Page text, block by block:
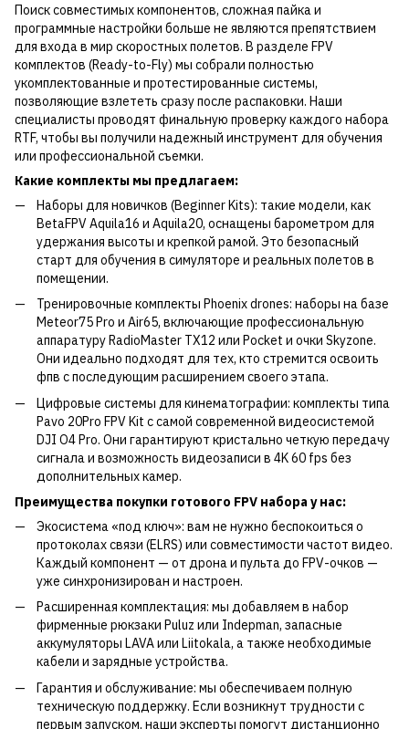
Поиск совместимых компонентов, сложная пайка и
программные настройки больше не являются препятствием
для входа в мир скоростных полетов. В разделе FPV
комплектов (Ready-to-Fly) мы собрали полностью
укомплектованные и протестированные системы,
позволяющие взлететь сразу после распаковки. Наши
специалисты проводят финальную проверку каждого набора
RTF, чтобы вы получили надежный инструмент для обучения
или профессиональной съемки.
Какие комплекты мы предлагаем:
Наборы для новичков (Beginner Kits): такие модели, как
BetaFPV Aquila16 и Aquila20, оснащены барометром для
удержания высоты и крепкой рамой. Это безопасный
старт для обучения в симуляторе и реальных полетов в
помещении.
Тренировочные комплекты Phoenix drones: наборы на базе
Meteor75 Pro и Air65, включающие профессиональную
аппаратуру RadioMaster TX12 или Pocket и очки Skyzone.
Они идеально подходят для тех, кто стремится освоить
фпв с последующим расширением своего этапа.
Цифровые системы для кинематографии: комплекты типа
Pavo 20Pro FPV Kit с самой современной видеосистемой
DJI O4 Pro. Они гарантируют кристально четкую передачу
сигнала и возможность видеозаписи в 4K 60 fps без
дополнительных камер.
Преимущества покупки готового FPV набора у нас:
Экосистема «под ключ»: вам не нужно беспокоиться о
протоколах связи (ELRS) или совместимости частот видео.
Каждый компонент — от дрона и пульта до FPV-очков —
уже синхронизирован и настроен.
Расширенная комплектация: мы добавляем в набор
фирменные рюкзаки Puluz или Indepman, запасные
аккумуляторы LAVA или Liitokala, а также необходимые
кабели и зарядные устройства.
Гарантия и обслуживание: мы обеспечиваем полную
техническую поддержку. Если возникнут трудности с
первым запуском, наши эксперты помогут дистанционно